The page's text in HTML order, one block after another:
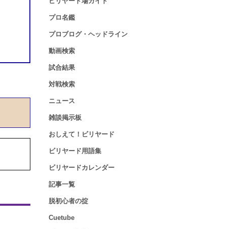
プロ名鑑
プロブログ・ヘッドライン
動画検索
試合結果
対戦検索
ニュース
雑談掲示板
おしえて！ビリヤード
ビリヤード用語集
ビリヤードカレンダー
記事一覧
脱初心者の掟
Cuetube